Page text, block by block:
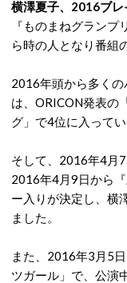
横澤夏子、2016ブ
『ものまねグラン
ら時の人となり番組
2016年頭から多く
は、ORICON発表の
グ」で4位に入ってい
そして、2016年4月
2016年4月9日から
ー入りが決定し、横
ました。
また、2016年3月5
ツガール」で、公演